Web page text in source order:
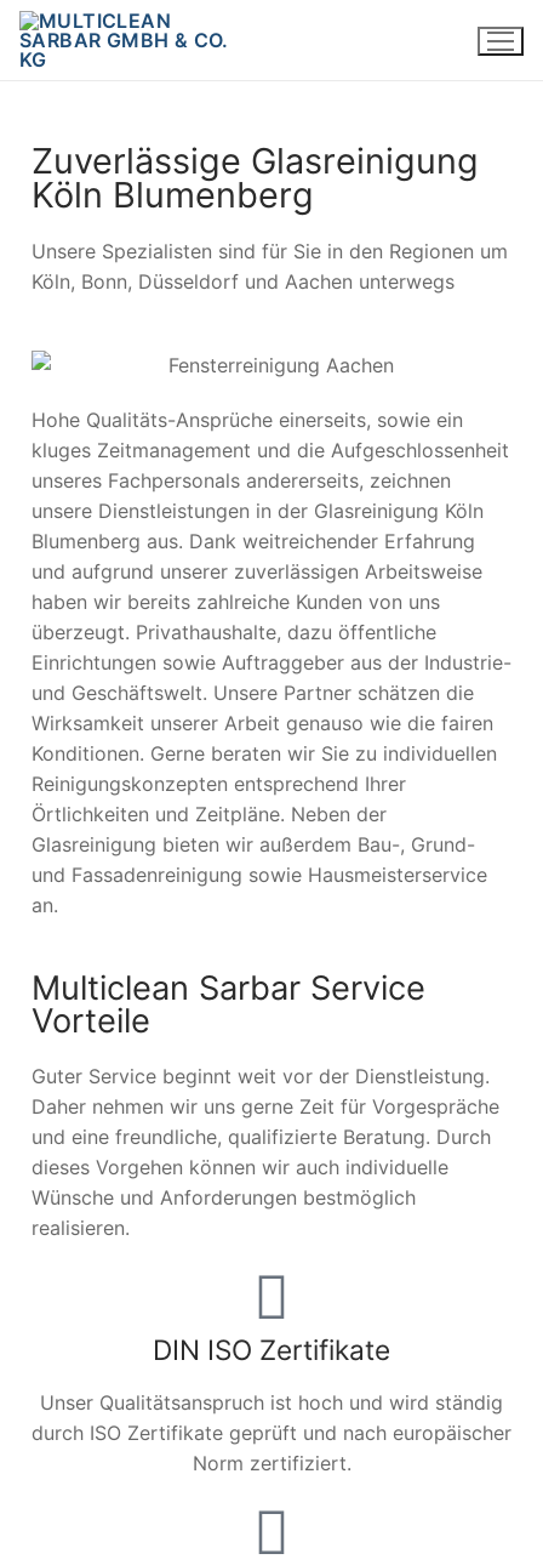
Zuverlässige Glasreinigung
Köln Blumenberg
Unsere Spezialisten sind für Sie in den Regionen um
Köln, Bonn, Düsseldorf und Aachen unterwegs
Hohe Qualitäts-Ansprüche einerseits, sowie ein
kluges Zeitmanagement und die Aufgeschlossenheit
unseres Fachpersonals andererseits, zeichnen
unsere Dienstleistungen in der Glasreinigung Köln
Blumenberg aus. Dank weitreichender Erfahrung
und aufgrund unserer zuverlässigen Arbeitsweise
haben wir bereits zahlreiche Kunden von uns
überzeugt. Privathaushalte, dazu öffentliche
Einrichtungen sowie Auftraggeber aus der Industrie-
und Geschäftswelt. Unsere Partner schätzen die
Wirksamkeit unserer Arbeit genauso wie die fairen
Konditionen. Gerne beraten wir Sie zu individuellen
Reinigungskonzepten entsprechend Ihrer
Örtlichkeiten und Zeitpläne. Neben der
Glasreinigung bieten wir außerdem Bau-, Grund-
und Fassadenreinigung sowie Hausmeisterservice
an.
Multiclean Sarbar Service
Vorteile
Guter Service beginnt weit vor der Dienstleistung.
Daher nehmen wir uns gerne Zeit für Vorgespräche
und eine freundliche, qualifizierte Beratung. Durch
dieses Vorgehen können wir auch individuelle
Wünsche und Anforderungen bestmöglich
realisieren.
DIN ISO Zertifikate
Unser Qualitätsanspruch ist hoch und wird ständig
durch ISO Zertifikate geprüft und nach europäischer
Norm zertifiziert.